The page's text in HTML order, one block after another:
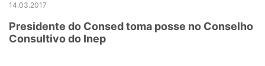
14.03.2017
Presidente do Consed toma posse no Conselho
Consultivo do Inep